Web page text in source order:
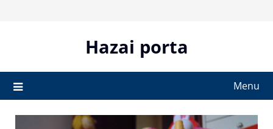
Hazai porta
Menu